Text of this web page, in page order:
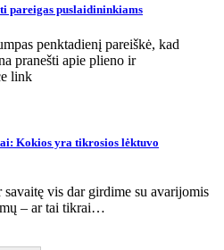
pareigas puslaidininkiams
penktadienį pareiškė, kad
pranešti apie plieno ir
link
Kokios yra tikrosios lėktuvo
savaitę vis dar girdime su avarijomis
– ar tai tikrai…